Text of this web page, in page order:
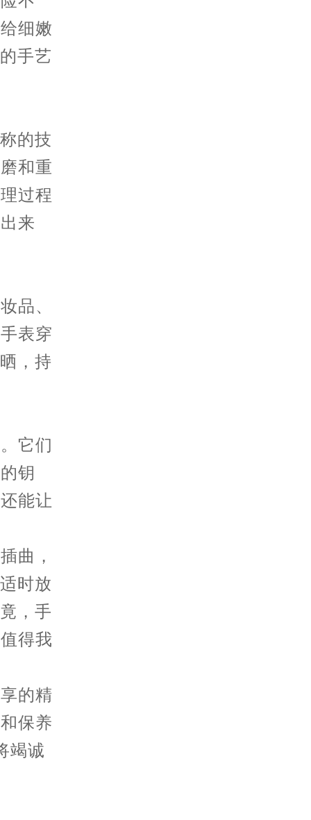
细嫩
手艺
的技
和重
过程
来
品、
表穿
，持
它们
钥
能让
曲，
时放
，手
得我
的精
保养
竭诚